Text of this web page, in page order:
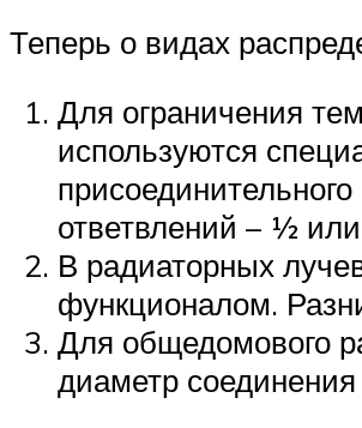
Теперь о видах
Для ограничения
используются
ответвлений – ½
В радиаторных
функционалом.
Для общедомового
диаметр